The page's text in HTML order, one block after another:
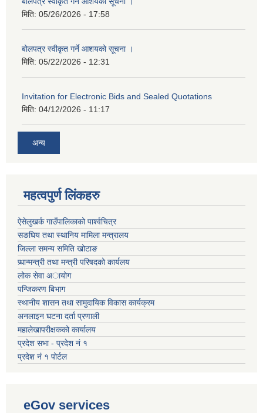
मिति: 05/26/2026 - 17:58
बोलपत्र स्वीकृत गर्ने आशयको सूचना ।
मिति: 05/22/2026 - 12:31
Invitation for Electronic Bids and Sealed Quotations
मिति: 04/12/2026 - 11:17
अन्य
महत्वपुर्ण लिंकहरु
ऐसेलुखर्क गाउँपालिकाको पार्श्वचित्र
सङघिय तथा स्थानिय मामिला मन्त्रालय
जिल्ला समन्य समिति खोटाङ
प्र्धान्मन्त्री तथा मन्त्री परिषदको कार्यलय
लोक सेवा अायोग
पन्जिकरण बिभाग
स्थानीय शासन तथा सामुदायिक विकास कार्यक्रम
अनलाइन घटना दर्ता प्रणाली
महालेखापरीक्षकको कार्यालय
प्रदेश सभा - प्रदेश नं १
प्रदेश नं १ पोर्टल
eGov services